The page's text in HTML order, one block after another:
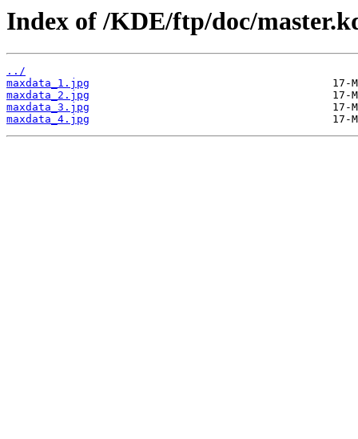
Index of /KDE/ftp/doc/
../
maxdata_1.jpg
maxdata_2.jpg
maxdata_3.jpg
maxdata_4.jpg